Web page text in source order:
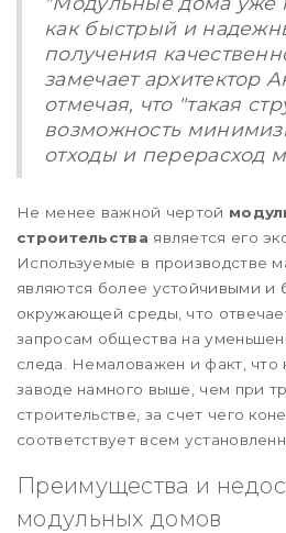
как быстрый и
получения
замечает архитектор
отмечая, что "такая
возможность
отходы и перерасход
Не менее важной чертой
строительства является его
Используемые в производстве
являются более устойчивыми и
окружающей среды, что
запросам общества на
следа. Немаловажен и факт, что
заводе намного выше, чем при
строительстве, за счет чего
соответствует всем
Преимущества и
модульных домов